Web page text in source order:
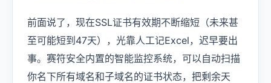
前面说了，现在SSL证书有效期不断缩短（未来甚
至可能短到47天），光靠人工记Excel，迟早要出
事。赛符安全内置的智能监控系统，可以自动扫描
你名下所有域名和子域名的证书状态，把剩余天